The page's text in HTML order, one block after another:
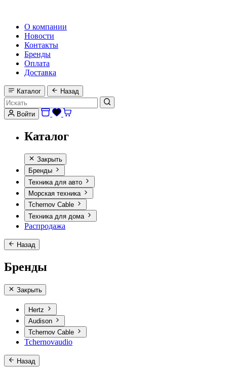
О компании
Новости
Контакты
Бренды
Оплата
Доставка
Каталог Назад
Войти
Каталог
Закрыть
Бренды
Техника для авто
Морская техника
Tchernov Cable
Техника для дома
Распродажа
Назад
Бренды
Закрыть
Hertz
Audison
Tchernov Cable
Tchernovaudio
Назад